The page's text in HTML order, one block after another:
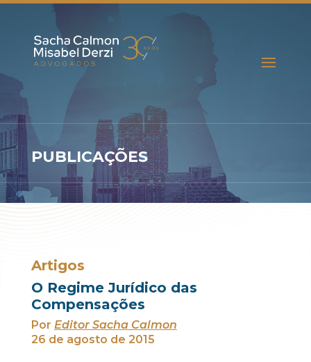
PUBLICAÇÕES
Artigos
O Regime Jurídico das
Compensações
Por Editor Sacha Calmon
26 de agosto de 2015